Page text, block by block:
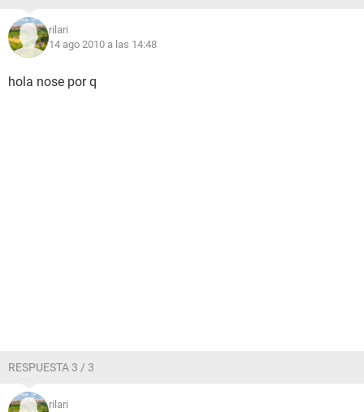
rilari
14 ago 2010 a las 14:48
hola nose por q
RESPUESTA 3 / 3
rilari